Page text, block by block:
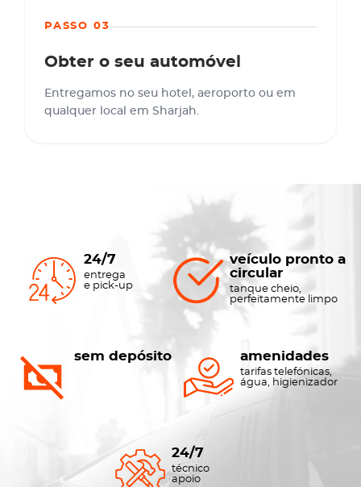
PASSO 03
Obter o seu automóvel
Entregamos no seu hotel, aeroporto ou em
qualquer local em Sharjah.
24/7
entrega
e pick-up
veículo pronto a
circular
tanque cheio,
perfeitamente limpo
sem depósito amenidades
tarifas telefónicas,
água, higienizador
24/7
técnico
apoio